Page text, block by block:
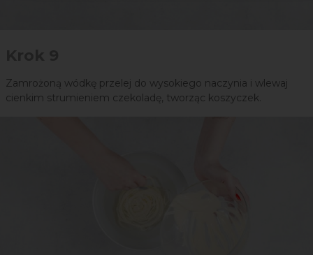
Zamrożoną wódkę przelej do wysokiego naczynia i wlewaj
cienkim strumieniem czekoladę, tworząc koszyczek.